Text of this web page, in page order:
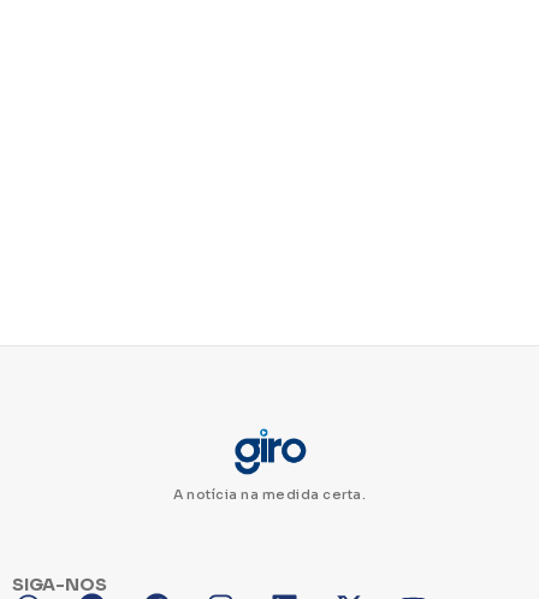
A notícia na medida certa.
SIGA-NOS